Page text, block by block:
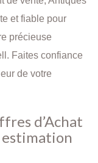
et fiable pour
précieuse
Faites confiance
de votre
d’Achat
estimation